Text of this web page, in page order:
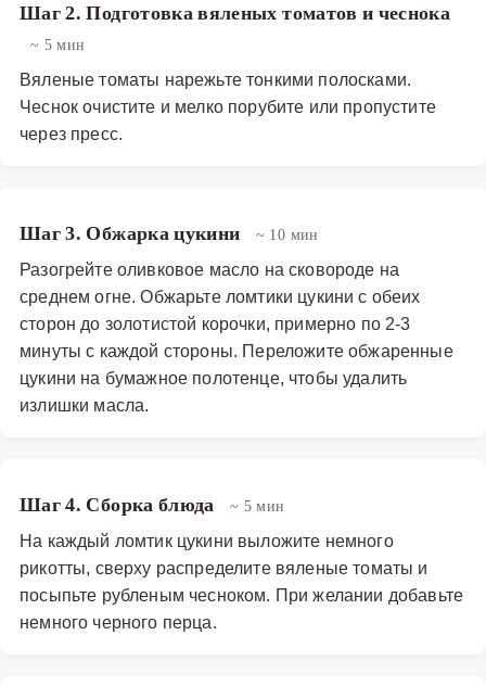
Шаг 2. Подготовка вяленых томатов и чеснока
~ 5 мин
Вяленые томаты нарежьте тонкими полосками.
Чеснок очистите и мелко порубите или пропустите
через пресс.
Шаг 3. Обжарка цукини ~ 10 мин
Разогрейте оливковое масло на сковороде на
среднем огне. Обжарьте ломтики цукини с обеих
сторон до золотистой корочки, примерно по 2-3
минуты с каждой стороны. Переложите обжаренные
цукини на бумажное полотенце, чтобы удалить
излишки масла.
Шаг 4. Сборка блюда ~ 5 мин
На каждый ломтик цукини выложите немного
рикотты, сверху распределите вяленые томаты и
посыпьте рубленым чесноком. При желании добавьте
немного черного перца.